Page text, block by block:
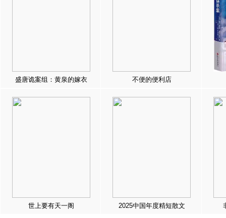
盛唐诡案组：黄泉的嫁衣 不便的便利店
世上要有天一阁 2025中国年度精短散文